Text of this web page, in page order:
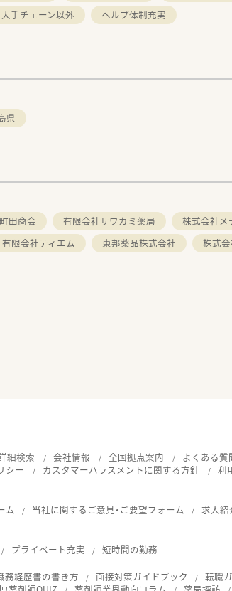
大手チェーン以外 ヘルプ体制充実
県
田商会 有限会社サワカミ薬局 株式会社メ
有限会社ティエム 東邦薬品株式会社 株式
細検索 会社情報 全国拠点案内 よくある質
シー カスタマーハラスメントに関する方針 利
ム 当社に関するご意見・ご要望フォーム
求人紹
プライベート充実 短時間の勤務
経歴書の書き方 面接対策ガイドブック 転職